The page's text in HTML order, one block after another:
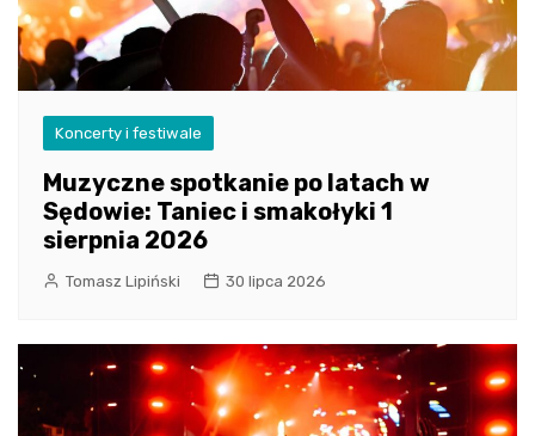
Koncerty i festiwale
Muzyczne spotkanie po latach w
Sędowie: Taniec i smakołyki 1
sierpnia 2026
Tomasz Lipiński 30 lipca 2026